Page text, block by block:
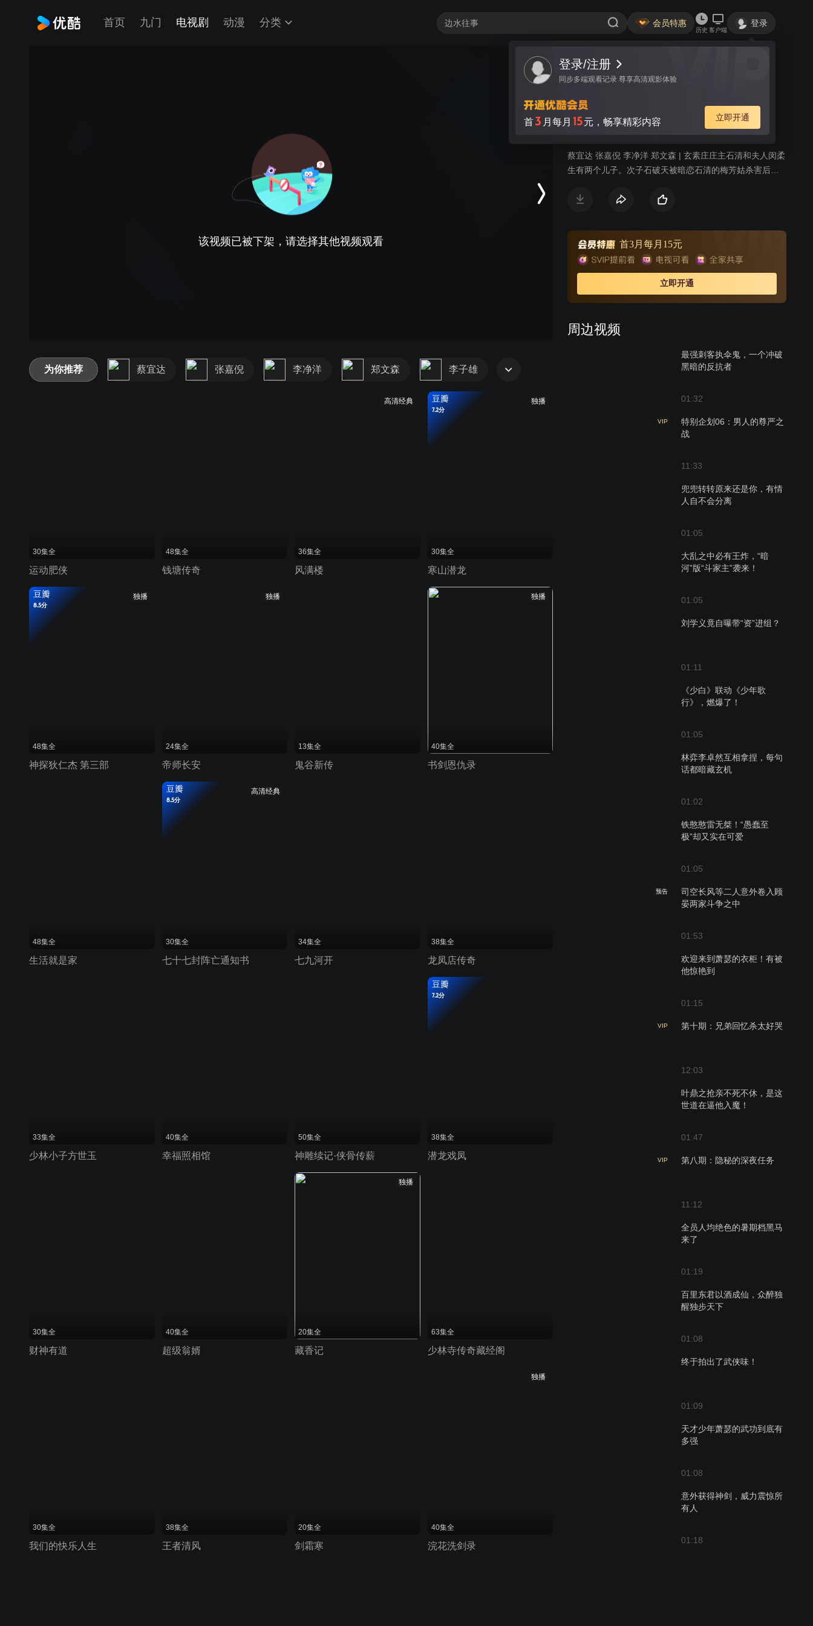
首页 九门 电视剧 动漫 分类 会员特惠
历史 客户端
登录
登录/注册
同步多端观看记录 尊享高清观影体验
首3 月每月 15元，畅享精彩内容 立即开通
该视频已被下架，请选择其他视频观看
视频 讨论
新侠客行
中国/2017/兄弟齐心闯荡江湖收获爱情
蔡宜达 张嘉倪 李净洋 郑文森 | 玄素庄庄主石清和夫人闵柔
生有两个儿子。次子石破天被暗恋石清的梅芳姑杀害后，
石清不得已，只得将石中玉送去凌霄城学艺，一眨眼已经
玄铁令的过程中，石清夫妇得知儿子在凌霄城闯下弥天大
祸。而此时玄铁令被一个小乞丐得到，而因此成为了谢烟
客的债权人。石中玉能否逃脱众人的追杀，石破天能否揭
开自己的身世之谜，一时间悬而未解，而这两个年轻人因
为卷入了长乐帮、侠客岛等一系列的阴谋中身份一再颠
岛之谜，击败了贝海石的阴谋，获得了各自的爱情。
首3月每月15元
立即开通
周边视频
最强刺客执伞鬼，一个冲破
黑暗的反抗者
01:32
VIP
特别企划06：男人的尊严之
战
11:33
兜兜转转原来还是你，有情
人自不会分离
01:05
大乱之中必有王炸，“暗
河”版“斗家主”袭来！
01:05
刘学义竟自曝带“资”进组？
01:11
《少白》联动《少年歌
行》，燃爆了！
01:05
林弈李卓然互相拿捏，每句
话都暗藏玄机
01:02
铁憨憨雷无桀！“愚蠢至
极”却又实在可爱
01:05
预告
司空长风等二人意外卷入顾
晏两家斗争之中
01:53
欢迎来到萧瑟的衣柜！有被
他惊艳到
01:15
VIP 第十期：兄弟回忆杀太好哭
12:03
叶鼎之抢亲不死不休，是这
世道在逼他入魔！
01:47
VIP 第八期：隐秘的深夜任务
11:12
全员人均绝色的暑期档黑马
来了
01:19
百里东君以酒成仙，众醉独
醒独步天下
01:08
终于拍出了武侠味！
01:09
天才少年萧瑟的武功到底有
多强
01:08
意外获得神剑，威力震惊所
有人
01:18
为你推荐 蔡宜达 张嘉倪 李净洋 郑文森 李子雄
30集全
运动肥侠
48集全
钱塘传奇
高清经典
36集全
风满楼
独播
豆瓣
7.2分
30集全
寒山潜龙
独播
豆瓣
8.5分
48集全
神探狄仁杰 第三部
独播
24集全
帝师长安
13集全
鬼谷新传
独播
40集全
书剑恩仇录
48集全
生活就是家
高清经典
豆瓣
8.5分
30集全
七十七封阵亡通知书
34集全
七九河开
38集全
龙凤店传奇
33集全
少林小子方世玉
40集全
幸福照相馆
50集全
神雕续记·侠骨传薪
豆瓣
7.2分
38集全
潜龙戏凤
30集全
财神有道
40集全
超级翁婿
独播
20集全
藏香记
63集全
少林寺传奇藏经阁
30集全
我们的快乐人生
38集全
王者清风
20集全
剑霜寒
独播
40集全
浣花洗剑录